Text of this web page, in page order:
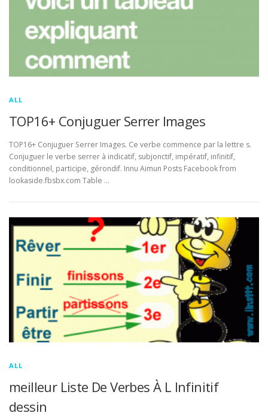
ALL
TOP16+ Conjuguer Serrer Images
TOP16+ Conjuguer Serrer Images. Ce verbe commence par la lettre s.
Conjuguer le verbe serrer à indicatif, subjonctif, impératif, infinitif,
conditionnel, participe, gérondif. Innu Aimun Posts Facebook from
lookaside.fbsbx.com Table …
ALL
meilleur Liste De Verbes À L Infinitif
dessin